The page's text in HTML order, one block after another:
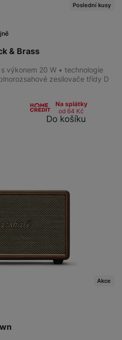
& Brass
Poslední kusy
výkonem 20 W • technologie
zesilovače třídy D
Na splátky
od 64 Kč
Do košíku
Akce